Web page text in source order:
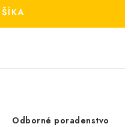
Odborné poradenstvo